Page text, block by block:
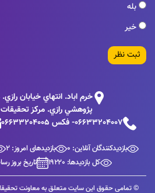
بله
خیر
ثبت نظر
خرم اباد. انتهاي خيابان
پژوهشي رازي. مركز
06633204007- فکس 06633204005
بازدیدکنندگان آنلاین: 0 بازدیدهای امروز: 2
کل بازدیدها: 19220
تاریخ بروز رسانی: 1404/
© تمامی حقوق این سایت متعلق به معاونت